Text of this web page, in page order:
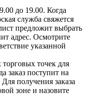
до 19.00. Когда
служба свяжется
предложит выбрать
адрес. Осмотрите
указанной
точек для
заказ поступит на
получения заказа
зоне и назовите